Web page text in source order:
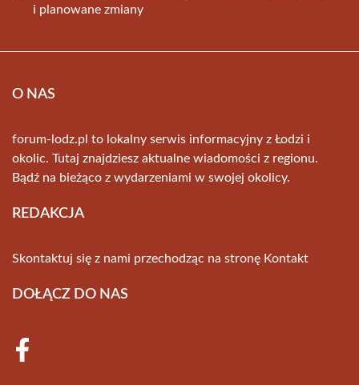
i planowane zmiany
O NAS
forum-lodz.pl to lokalny serwis informacyjny z Łodzi i
okolic. Tutaj znajdziesz aktualne wiadomości z regionu.
Bądź na bieżąco z wydarzeniami w swojej okolicy.
REDAKCJA
Skontaktuj się z nami przechodząc na stronę Kontakt
DOŁĄCZ DO NAS